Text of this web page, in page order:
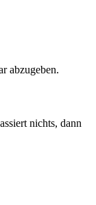
abzugeben.
nichts, dann